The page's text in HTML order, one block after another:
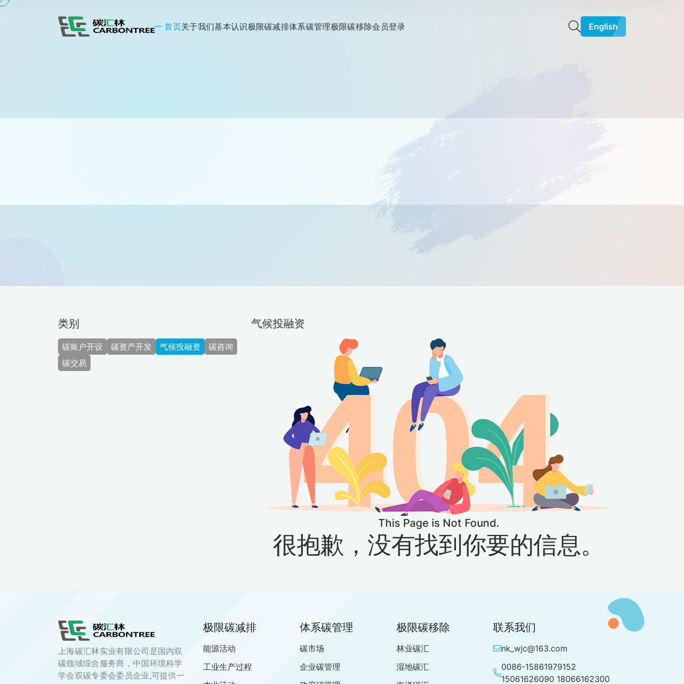
首页关于我们基本认识极限碳减排体系碳管理极限碳移除会员登录 English
类别
碳账户开设 碳资产开发 气候投融资
碳咨询
碳交易
气候投融资
This Page is Not Found.
很抱歉，没有找到你要的信息。
上海碳汇林实业有限公司是国内双
碳领域综合服务商，中国环境科学
学会双碳专委会委员企业,可提供一
极限碳减排
能源活动
工业生产过程
体系碳管理
碳市场
企业碳管理
极限碳移除
林业碳汇
湿地碳汇
联系我们
nk_wjc@163.com
0086-15861979152
15061626090 18066162300